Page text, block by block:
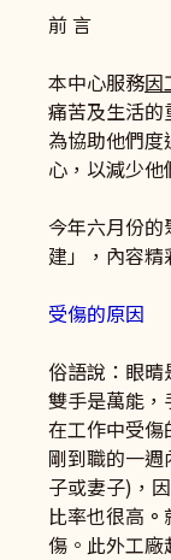
前 言
本中心服務因
痛苦及生活
為協助他們
心，以減少他
今年六月份
建」，內容精
受傷的原因
俗語說：眼
雙手是萬能
在工作中受
剛到職的一
子或妻子)，
比率也很高 。
傷。此外工廠